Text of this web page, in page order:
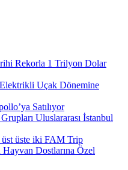
Rekorla 1 Trilyon Dolar
Uçak Dönemine
Satılıyor
Uluslararası İstanbul
üst üste iki FAM Trip
Dostlarına Özel